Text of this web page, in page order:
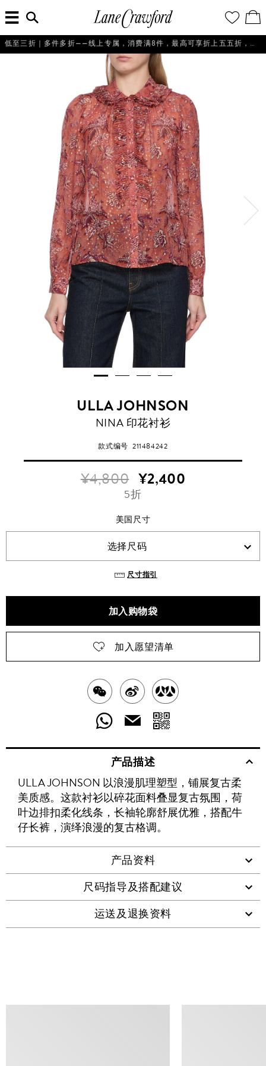
佛
探
的
时
尚
世
界
的
愿
望
清
单
看
／
修
改
购
单
入
搜
索
信
息...
低至三折｜多件多折——线上专属，消费满8件，最高可享折上五五折，即刻选购！
ULLA JOHNSON
NINA 印花衬衫
款式编号211484242
¥4,800 ¥2,400
5折
美国尺寸
选择尺码
尺寸指引
加入购物袋
加入愿望清单
分
享
WECHAT
分
享
WEIBO
分
分
享
至
WHATSAPP
给
好
友
享
维
码
产品描述
ULLA JOHNSON 以浪漫肌理塑型，铺展复古柔
美质感。这款衬衫以碎花面料叠显复古氛围，荷
叶边排扣柔化线条，长袖轮廓舒展优雅，搭配牛
仔长裤，演绎浪漫的复古格调。
产品资料
尺码指导及搭配建议
运送及退换资料